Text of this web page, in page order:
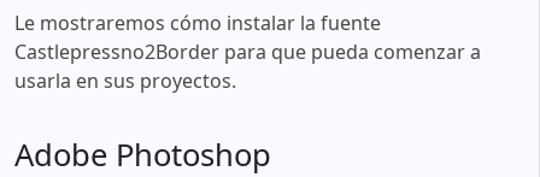
Le mostraremos cómo instalar la fuente
Castlepressno2Border para que pueda comenzar a
usarla en sus proyectos.
Adobe Photoshop